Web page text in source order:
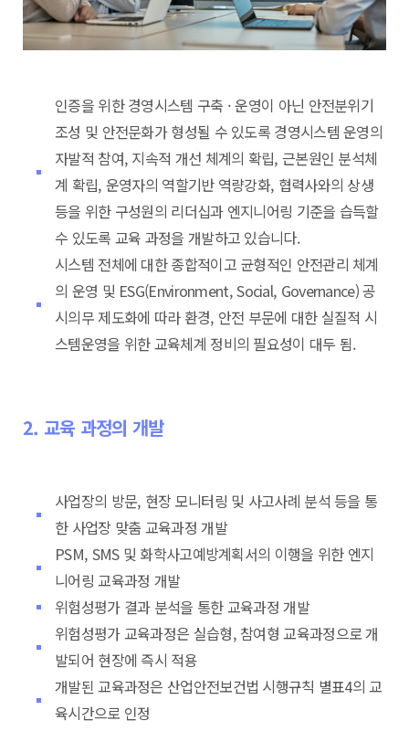
인증을 위한 경영시스템 구축 · 운영이 아닌 안전분위기
조성 및 안전문화가 형성될 수 있도록 경영시스템 운영의
자발적 참여, 지속적 개선 체계의 확립, 근본원인 분석체
계 확립, 운영자의 역할기반 역량강화, 협력사와의 상생
등을 위한 구성원의 리더십과 엔지니어링 기준을 습득할
수 있도록 교육 과정을 개발하고 있습니다.
시스템 전체에 대한 종합적이고 균형적인 안전관리 체계
의 운영 및 ESG(Environment, Social, Governance) 공
시의무 제도화에 따라 환경, 안전 부문에 대한 실질적 시
스템운영을 위한 교육체계 정비의 필요성이 대두 됨.
2. 교육 과정의 개발
사업장의 방문, 현장 모니터링 및 사고사례 분석 등을 통
한 사업장 맞춤 교육과정 개발
PSM, SMS 및 화학사고예방계획서의 이행을 위한 엔지
니어링 교육과정 개발
위험성평가 결과 분석을 통한 교육과정 개발
위험성평가 교육과정은 실습형, 참여형 교육과정으로 개
발되어 현장에 즉시 적용
개발된 교육과정은 산업안전보건법 시행규칙 별표4의 교
육시간으로 인정